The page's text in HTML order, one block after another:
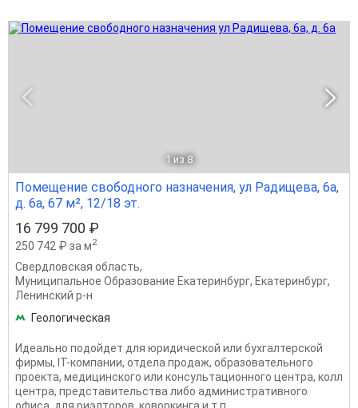
1 из 8
Помещение свободного назначения, ул Радищева, 6а,
д. 6а, 67 м², 12/18 эт.
16 799 700 ₽
250 742 ₽ за м2
Свердловская область,
Муниципальное Образование Екатеринбург, Екатеринбург,
Ленинский р-н
Геологическая
Идеально подойдет для юридической или бухгалтерской
фирмы, IT-компании, отдела продаж, образовательного
проекта, медицинского или консультационного центра, колл
центра, представительства либо административного